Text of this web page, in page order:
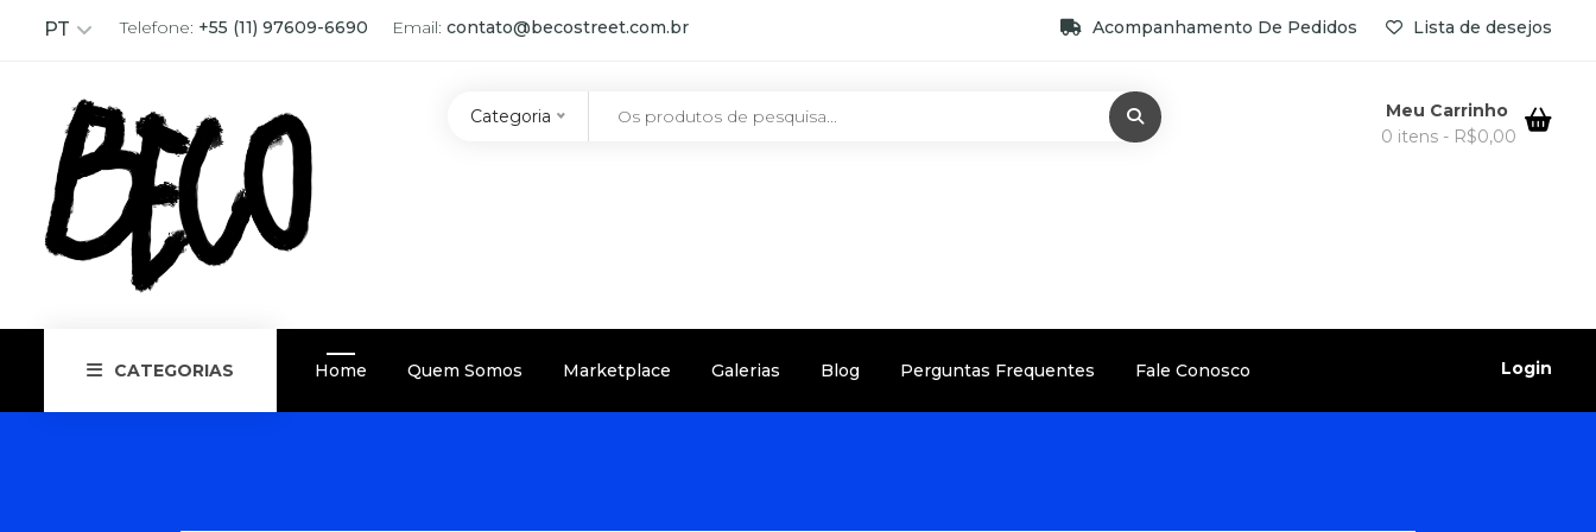
PT Telefone: +55 (11) 97609-6690 Email: contato@becostreet.com.br Acompanhamento De Pedidos Lista de desejos
Categoria
Meu Carrinho
0 itens - R$0,00
CATEGORIAS Home Quem Somos Marketplace Galerias Blog Perguntas Frequentes Fale Conosco Login